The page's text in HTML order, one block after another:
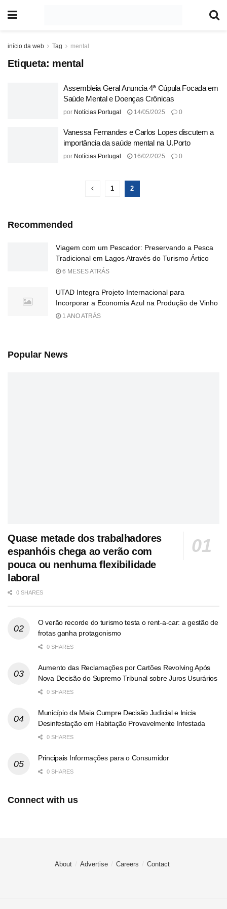
início da web Tag mental
Etiqueta: mental
Assembleia Geral Anuncia 4ª Cúpula Focada em
Saúde Mental e Doenças Crônicas
por Notícias Portugal 14/05/2025 0
Vanessa Fernandes e Carlos Lopes discutem a
importância da saúde mental na U.Porto
por Notícias Portugal 16/02/2025 0
1 2
Recommended
Viagem com um Pescador: Preservando a Pesca
Tradicional em Lagos Através do Turismo Ártico
6 MESES ATRÁS
UTAD Integra Projeto Internacional para
Incorporar a Economia Azul na Produção de Vinho
1 ANO ATRÁS
Popular News
Quase metade dos trabalhadores
espanhóis chega ao verão com
pouca ou nenhuma flexibilidade
laboral
0 SHARES
O verão recorde do turismo testa o rent-a-car: a gestão de
frotas ganha protagonismo
0 SHARES
Aumento das Reclamações por Cartões Revolving Após
Nova Decisão do Supremo Tribunal sobre Juros Usurários
0 SHARES
Município da Maia Cumpre Decisão Judicial e Inicia
Desinfestação em Habitação Provavelmente Infestada
0 SHARES
Principais Informações para o Consumidor
0 SHARES
Connect with us
About Advertise Careers Contact